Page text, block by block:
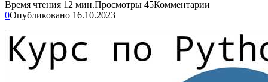
Время чтения 12 мин.Просмотры 45Комментарии
0Опубликовано 16.10.2023